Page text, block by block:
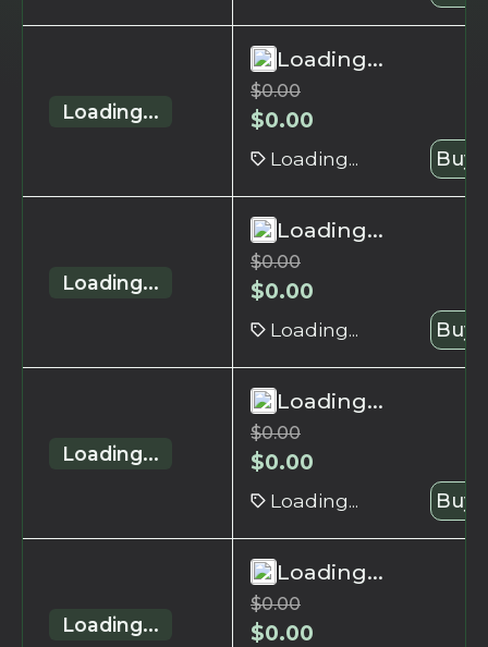
Loading...
Loading...
$0.00
$0.00
Loading... Buy
Loading...
Loading...
$0.00
$0.00
Loading... Buy
Loading...
Loading...
$0.00
$0.00
Loading... Buy
Loading...
Loading...
$0.00
$0.00